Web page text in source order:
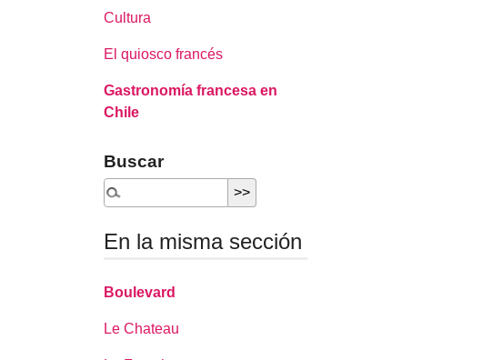
Cultura
El quiosco francés
Gastronomía francesa en
Chile
Buscar
En la misma sección
Boulevard
Le Chateau